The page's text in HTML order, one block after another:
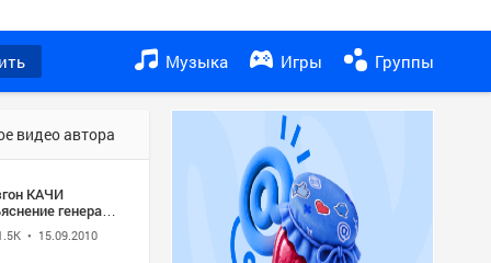
Музыка Игры Группы
видео автора
КАЧИ
генерала
без
• 15.09.2010